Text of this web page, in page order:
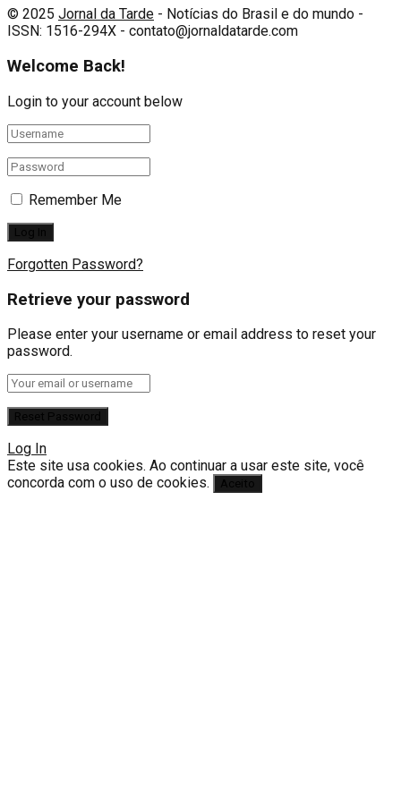
© 2025 Jornal da Tarde - Notícias do Brasil e do mundo -
ISSN: 1516-294X - contato@jornaldatarde.com
Welcome Back!
Login to your account below
Remember Me
Forgotten Password?
Retrieve your password
Please enter your username or email address to reset your
password.
Log In
Este site usa cookies. Ao continuar a usar este site, você
concorda com o uso de cookies.